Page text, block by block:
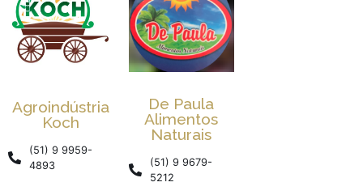
Agroindústria
Koch
(51) 9 9959-
4893
De Paula
Alimentos
Naturais
(51) 9 9679-
5212